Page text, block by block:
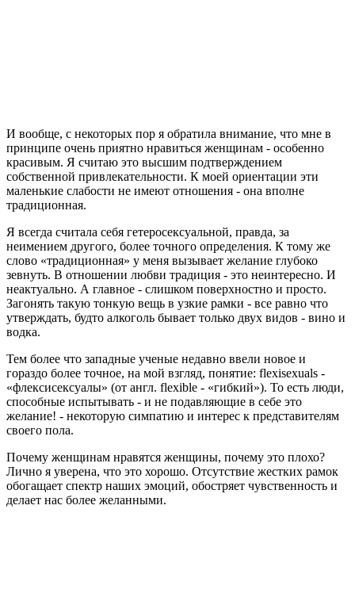
И вообще, с некоторых пор я обратила внимание, что мне в
принципе очень приятно нравиться женщинам - особенно
красивым. Я считаю это высшим подтверждением
собственной привлекательности. К моей ориентации эти
маленькие слабости не имеют отношения - она вполне
традиционная.
Я всегда считала себя гетеросексуальной, правда, за
неимением другого, более точного определения. К тому же
слово «традиционная» у меня вызывает желание глубоко
зевнуть. В отношении любви традиция - это неинтересно. И
неактуально. А главное - слишком поверхностно и просто.
Загонять такую тонкую вещь в узкие рамки - все равно что
утверждать, будто алкоголь бывает только двух видов - вино и
водка.
Тем более что западные ученые недавно ввели новое и
гораздо более точное, на мой взгляд, понятие: flexisexuals -
«флексисексуалы» (от англ. flexible - «гибкий»). То есть люди,
способные испытывать - и не подавляющие в себе это
желание! - некоторую симпатию и интерес к представителям
своего пола.
Почему женщинам нравятся женщины, почему это плохо?
Лично я уверена, что это хорошо. Отсутствие жестких рамок
обогащает спектр наших эмоций, обостряет чувственность и
делает нас более желанными.